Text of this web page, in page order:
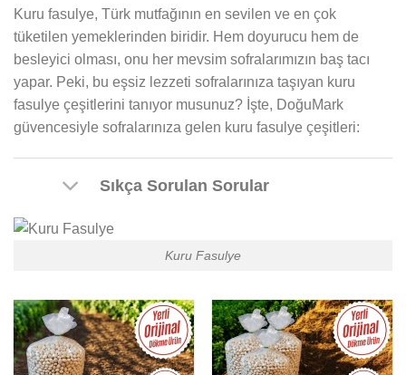
Kuru fasulye, Türk mutfağının en sevilen ve en çok
tüketilen yemeklerinden biridir. Hem doyurucu hem de
besleyici olması, onu her mevsim sofralarımızın baş tacı
yapar. Peki, bu eşsiz lezzeti sofralarınıza taşıyan kuru
fasulye çeşitlerini tanıyor musunuz? İşte, DoğuMark
güvencesiyle sofralarınıza gelen kuru fasulye çeşitleri:
Sıkça Sorulan Sorular
Kuru Fasulye